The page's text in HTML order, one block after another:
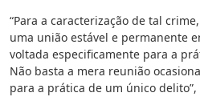
“Para a caracterização de tal
uma união estável e permanente
voltada especificamente para a
Não basta a mera reunião
para a prática de um único delito”,